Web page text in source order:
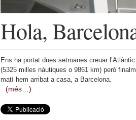
Hola,
Ens ha portat dues setmanes creuar
(5325 milles nàutiques o 9861 km) però
matí hem arribat a casa, a Barcelona.
(més…)